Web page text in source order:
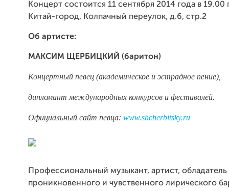
Концерт состоится 11 сентября 2014 года в
Китай-город, Колпачный переулок, д.6, стр.2
Об артисте:
МАКСИМ ЩЕРБИЦКИЙ (баритон)
Концертный певец (академическое и эстрадное пение),
дипломант международных конкурсов и фестивалей.
Официальный сайт певца: www.shcherbitsky.ru
Профессиональный музыкант, артист, обладатель
проникновенного и чувственного лирического